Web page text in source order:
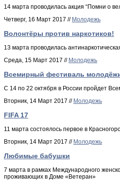
14 марта проводилась акция “Помни о
Четверг, 16 Март 2017 // Молодежь
Волонтёры против наркотиков!
13 марта проводилась
Среда, 15 Март 2017 // Молодежь
Всемирный фестиваль
С 14 по 22 октября в России пройдет
Вторник, 14 Март 2017 // Молодежь
FIFA 17
11 марта состоялось первое в
Вторник, 14 Март 2017 // Молодежь
Любимые бабушки
7 марта в рамках Международного
проживающих в Доме «Ветеран»